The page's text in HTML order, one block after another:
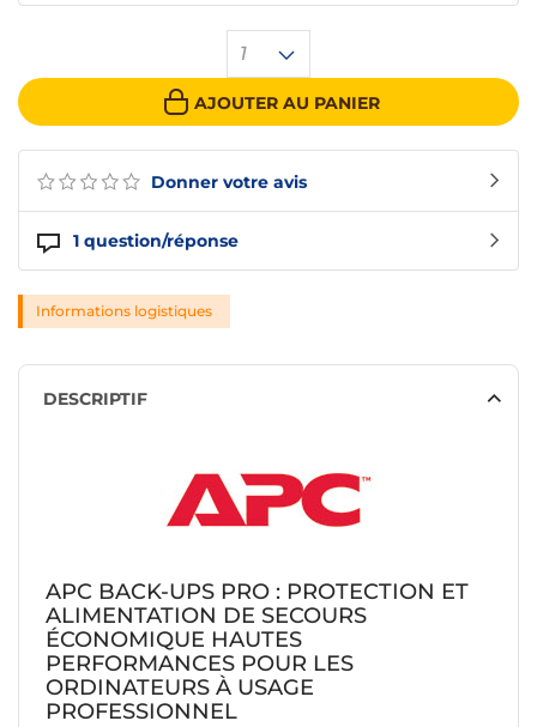
Donner votre avis
1 question/réponse
1
AJOUTER AU PANIER
Informations logistiques
DESCRIPTIF
APC BACK-UPS PRO : PROTECTION ET
ALIMENTATION DE SECOURS
ÉCONOMIQUE HAUTES
PERFORMANCES POUR LES
ORDINATEURS À USAGE
PROFESSIONNEL